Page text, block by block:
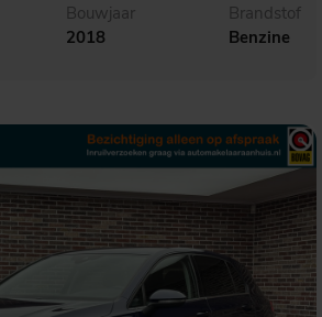
Bouwjaar
2018
Brandstof
Benzine